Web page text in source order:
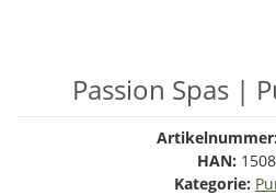
Passion Spas |
Artikelnummer:
HAN:
Kategorie: